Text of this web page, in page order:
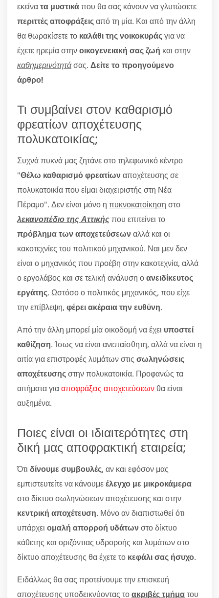
εκείνατα μυστικάπου θα σας κάνουν να γλυτώσετε
περιττές αποφράξειςαπό τη μία. Και από την άλλη
θα θωρακίσετε το καλάθι της νοικοκυράςγια να
έχετε ηρεμία στηνοικογενειακή σας ζωή και στην
καθημερινότητάσας. Δείτε το προηγούμενο
άρθρο!
Τι συμβαίνει στον καθαρισμό
φρεατίων αποχέτευσης
πολυκατοικίας;
Συχνά πυκνά μας ζητάνε στο τηλεφωνικό κέντρο
"Θέλω καθαρισμό φρεατίωναποχέτευσης σε
πολυκατοικία που είμαι διαχειριστής στη Νέα
Πέραμο". Δεν είναι μόνο η πυκνοκατοίκηση στο
λεκανοπέδιο της Αττικήςπου επιτείνει το
πρόβλημα των αποχετεύσεωναλλά και οι
κακοτεχνίες του πολιτικού μηχανικού. Ναι μεν δεν
είναι ο μηχανικός που προέβη στην κακοτεχνία, αλλά
ο εργολάβος και σε τελική ανάλυση οανειδίκευτος
εργάτης. Ωστόσο ο πολιτικός μηχανικός, που είχε
την επίβλεψη, φέρει ακέραια την ευθύνη.
Από την άλλη μπορεί μία οικοδομή να έχει υποστεί
καθίζηση. Ίσως να είναι ανεπαίσθητη, αλλά να είναι η
αιτία για επιστροφές λυμάτων στις σωληνώσεις
αποχέτευσηςστην πολυκατοικία. Προφανώς τα
αιτήματα γιααποφράξεις αποχετεύσεωνθα είναι
αυξημένα.
Ποιες είναι οι ιδιαιτερότητες στη
δική μας αποφρακτική εταιρεία;
Ότι δίνουμε συμβουλές, αν και εφόσον μας
εμπιστευτείτε να κάνουμεέλεγχο με μικροκάμερα
στο δίκτυο σωληνώσεων αποχέτευσης και στην
κεντρική αποχέτευση. Μόνο αν διαπιστωθεί ότι
υπάρχει ομαλή απορροή υδάτωνστο δίκτυο
κάθετης και οριζόντιας υδροροής και λυμάτων στο
δίκτυο αποχέτευσης θα έχετε το κεφάλι σας ήσυχο.
Ειδάλλως θα σας προτείνουμε την επισκευή
αποχέτευσης υποδεικνύοντας τοακριβές τμήματου